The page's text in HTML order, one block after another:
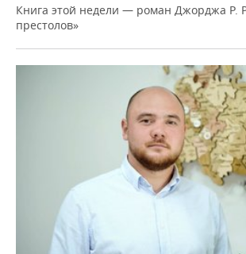
Книга этой недели — роман Джорджа Р.
престолов»